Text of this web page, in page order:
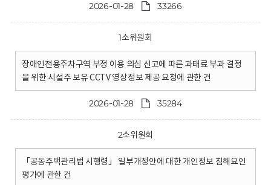
2026-01-28 33266
1소위원회
장애인전용주차구역 부정 이용 의심 신고에 따른 과태료 부과 결정
을 위한 시설주 보유 CCTV 영상정보 제공 요청에 관한 건
2026-01-28 35284
2소위원회
「공동주택관리법 시행령」 일부개정안에 대한 개인정보 침해요인
평가에 관한 건